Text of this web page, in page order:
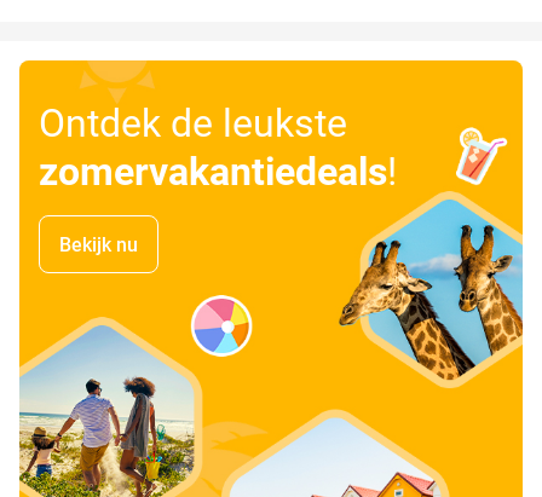
Ontdek de leukste
zomervakantiedeals!
Bekijk nu